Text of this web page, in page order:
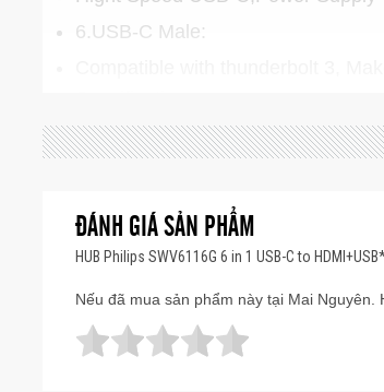
6.USB-C Male:
Compatible with thunderbolt 3,
ĐÁNH GIÁ SẢN PHẨM
HUB Philips SWV6116G 6 in 1 USB-C to
Nếu đã mua sản phẩm này tại Mai